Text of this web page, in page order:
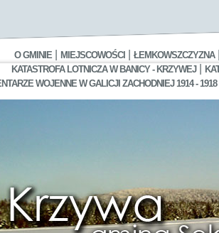
O GMINIE MIEJSCOWOŚCI ŁEMKOWSZCZYZNA
KATASTROFA LOTNICZA W BANICY - KRZYWEJ|
WOJENNE W GALICJI ZACHODNIEJ 1914 - 1918